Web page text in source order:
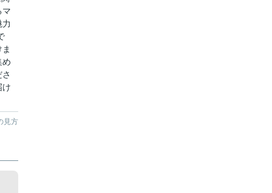
マ
め
け
見方